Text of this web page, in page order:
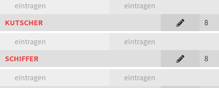
eintragen
eintragen
KUTSCHER
8
eintragen
eintragen
SCHIFFER
8
eintragen
eintragen